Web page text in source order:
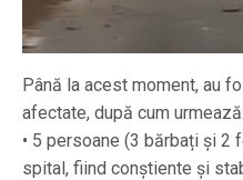
Până la acest moment, au
afectate, după cum urmează:
• 5 persoane (3 bărbați și
spital, fiind conștiente și